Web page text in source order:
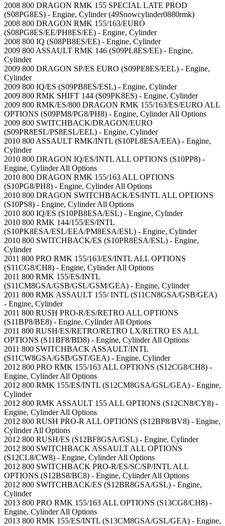
2008 800 DRAGON RMK 155 SPECIAL LATE PROD
(S08PG8ES) - Engine, Cylinder (49Snowcylinder0880rmk)
2008 800 DRAGON RMK 155/163/EURO
(S08PG8ES/EE/PH8ES/EE) - Engine, Cylinder
2008 800 IQ (S08PB8ES/EE) - Engine, Cylinder
2009 800 ASSAULT RMK 146 (S09PL8ES/EE) - Engine,
Cylinder
2009 800 DRAGON SP/ES EURO (S09PE8ES/EEL) - Engine,
Cylinder
2009 800 IQ/ES (S09PB8ES/ESL) - Engine, Cylinder
2009 800 RMK SHIFT 144 (S09PK8ES) - Engine, Cylinder
2009 800 RMK/ES/800 DRAGON RMK 155/163/ES/EURO ALL
OPTIONS (S09PM8/PG8/PH8) - Engine, Cylinder All Options
2009 800 SWITCHBACK/DRAGON/EURO
(S09PR8ESL/PS8ESL/EEL) - Engine, Cylinder
2010 800 ASSAULT RMK/INTL (S10PL8ESA/EEA) - Engine,
Cylinder
2010 800 DRAGON IQ/ES/INTL ALL OPTIONS (S10PP8) -
Engine, Cylinder All Options
2010 800 DRAGON RMK 155/163 ALL OPTIONS
(S10PG8/PH8) - Engine, Cylinder All Options
2010 800 DRAGON SWITCHBACK/ES/INTL ALL OPTIONS
(S10PS8) - Engine, Cylinder All Options
2010 800 IQ/ES (S10PB8ESA/ESL) - Engine, Cylinder
2010 800 RMK 144/155/ES/INTL
(S10PK8ESA/ESL/EEA/PM8ESA/ESL) - Engine, Cylinder
2010 800 SWITCHBACK/ES (S10PR8ESA/ESL) - Engine,
Cylinder
2011 800 PRO RMK 155/163/ES/INTL ALL OPTIONS
(S11CG8/CH8) - Engine, Cylinder All Options
2011 800 RMK 155/ES/INTL
(S11CM8GSA/GSB/GSL/GSM/GEA) - Engine, Cylinder
2011 800 RMK ASSAULT 155/ INTL (S11CN8GSA/GSB/GEA)
- Engine, Cylinder
2011 800 RUSH PRO-R/ES/RETRO ALL OPTIONS
(S11BP8/BE8) - Engine, Cylinder All Options
2011 800 RUSH/ES/RETRO/RETRO LX/RETRO ES ALL
OPTIONS (S11BF8/BD8) - Engine, Cylinder All Options
2011 800 SWITCHBACK ASSAULT/INTL
(S11CW8GSA/GSB/GST/GEA) - Engine, Cylinder
2012 800 PRO RMK 155/163 ALL OPTIONS (S12CG8/CH8) -
Engine, Cylinder All Options
2012 800 RMK 155/ES/INTL (S12CM8GSA/GSL/GEA) - Engine,
Cylinder
2012 800 RMK ASSAULT 155 ALL OPTIONS (S12CN8/CY8) -
Engine, Cylinder All Options
2012 800 RUSH PRO-R ALL OPTIONS (S12BP8/BV8) - Engine,
Cylinder All Options
2012 800 RUSH/ES (S12BF8GSA/GSL) - Engine, Cylinder
2012 800 SWITCHBACK ASSAULT ALL OPTIONS
(S12CL8/CW8) - Engine, Cylinder All Options
2012 800 SWITCHBACK PRO-R/ES/SC/SP/INTL ALL
OPTIONS (S12BS8/BC8) - Engine, Cylinder All Options
2012 800 SWITCHBACK/ES (S12BR8GSA/GSL) - Engine,
Cylinder
2013 800 PRO RMK 155/163 ALL OPTIONS (S13CG8/CH8) -
Engine, Cylinder All Options
2013 800 RMK 155/ES/INTL (S13CM8GSA/GSL/GEA) - Engine,